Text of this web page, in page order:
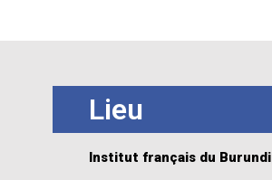
Lieu
Institut français du Burundi